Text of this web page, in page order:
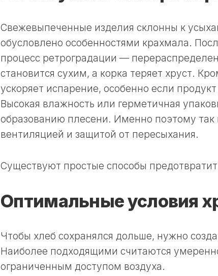
Свежевыпеченные изделия склонны к
обусловлено особенностями крахмала.
процесс ретроградации —
становится сухим, а корка теряет хруст.
ускоряет испарение, особенно если
Высокая влажность или герметичная
образованию плесени. Именно поэтому
вентиляцией и защитой от пересыхания.
Существуют простые способы
Оптимальные условия
Чтобы хлеб сохранялся дольше, нужно
Наиболее подходящими считаются
ограниченным доступом воздуха.